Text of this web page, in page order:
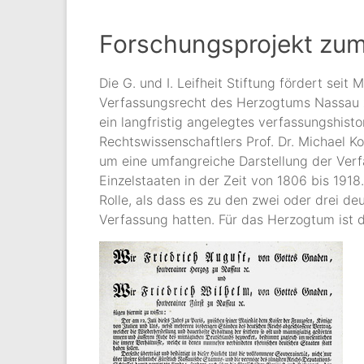
Forschungsprojekt
Die G. und I. Leifheit Stiftung fördert seit
Verfassungsrecht des Herzogtums
ein langfristig angelegtes
Rechtswissenschaftlers Prof. Dr. Michael
um eine umfangreiche Darstellung der
Einzelstaaten in der Zeit von 1806 bis
Rolle, als dass es zu den zwei oder drei
Verfassung hatten. Für das Herzogtum ist